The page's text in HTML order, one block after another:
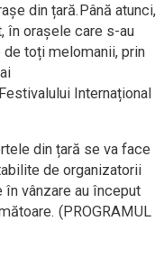
din țară.Până atunci,
în orașele care s-au
toți melomanii, prin
Internațional
din țară se va face
de organizatorii
în vânzare au început
(PROGRAMUL